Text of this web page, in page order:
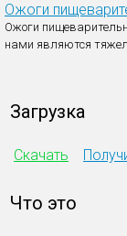
Ожоги
Ожоги
нами являются
Загрузка
Скачать
Что это